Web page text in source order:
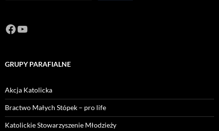
Facebook
https://www.youtube.com/channel/
GRUPY PARAFIALNE
Akcja Katolicka
Bractwo Małych Stópek – pro life
Katolickie Stowarzyszenie Młodzieży